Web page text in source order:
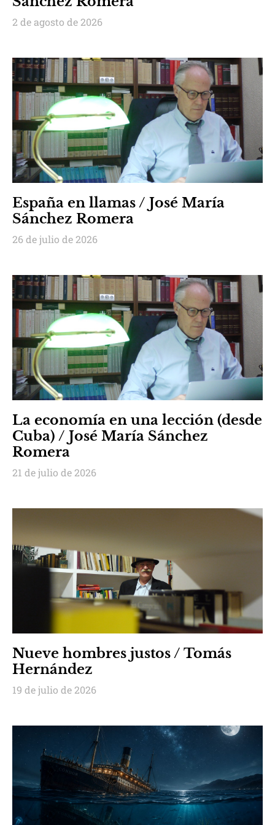
2 de agosto de 2026
España en llamas / José María
Sánchez Romera
26 de julio de 2026
La economía en una lección (desde
Cuba) / José María Sánchez
Romera
21 de julio de 2026
Nueve hombres justos / Tomás
Hernández
19 de julio de 2026